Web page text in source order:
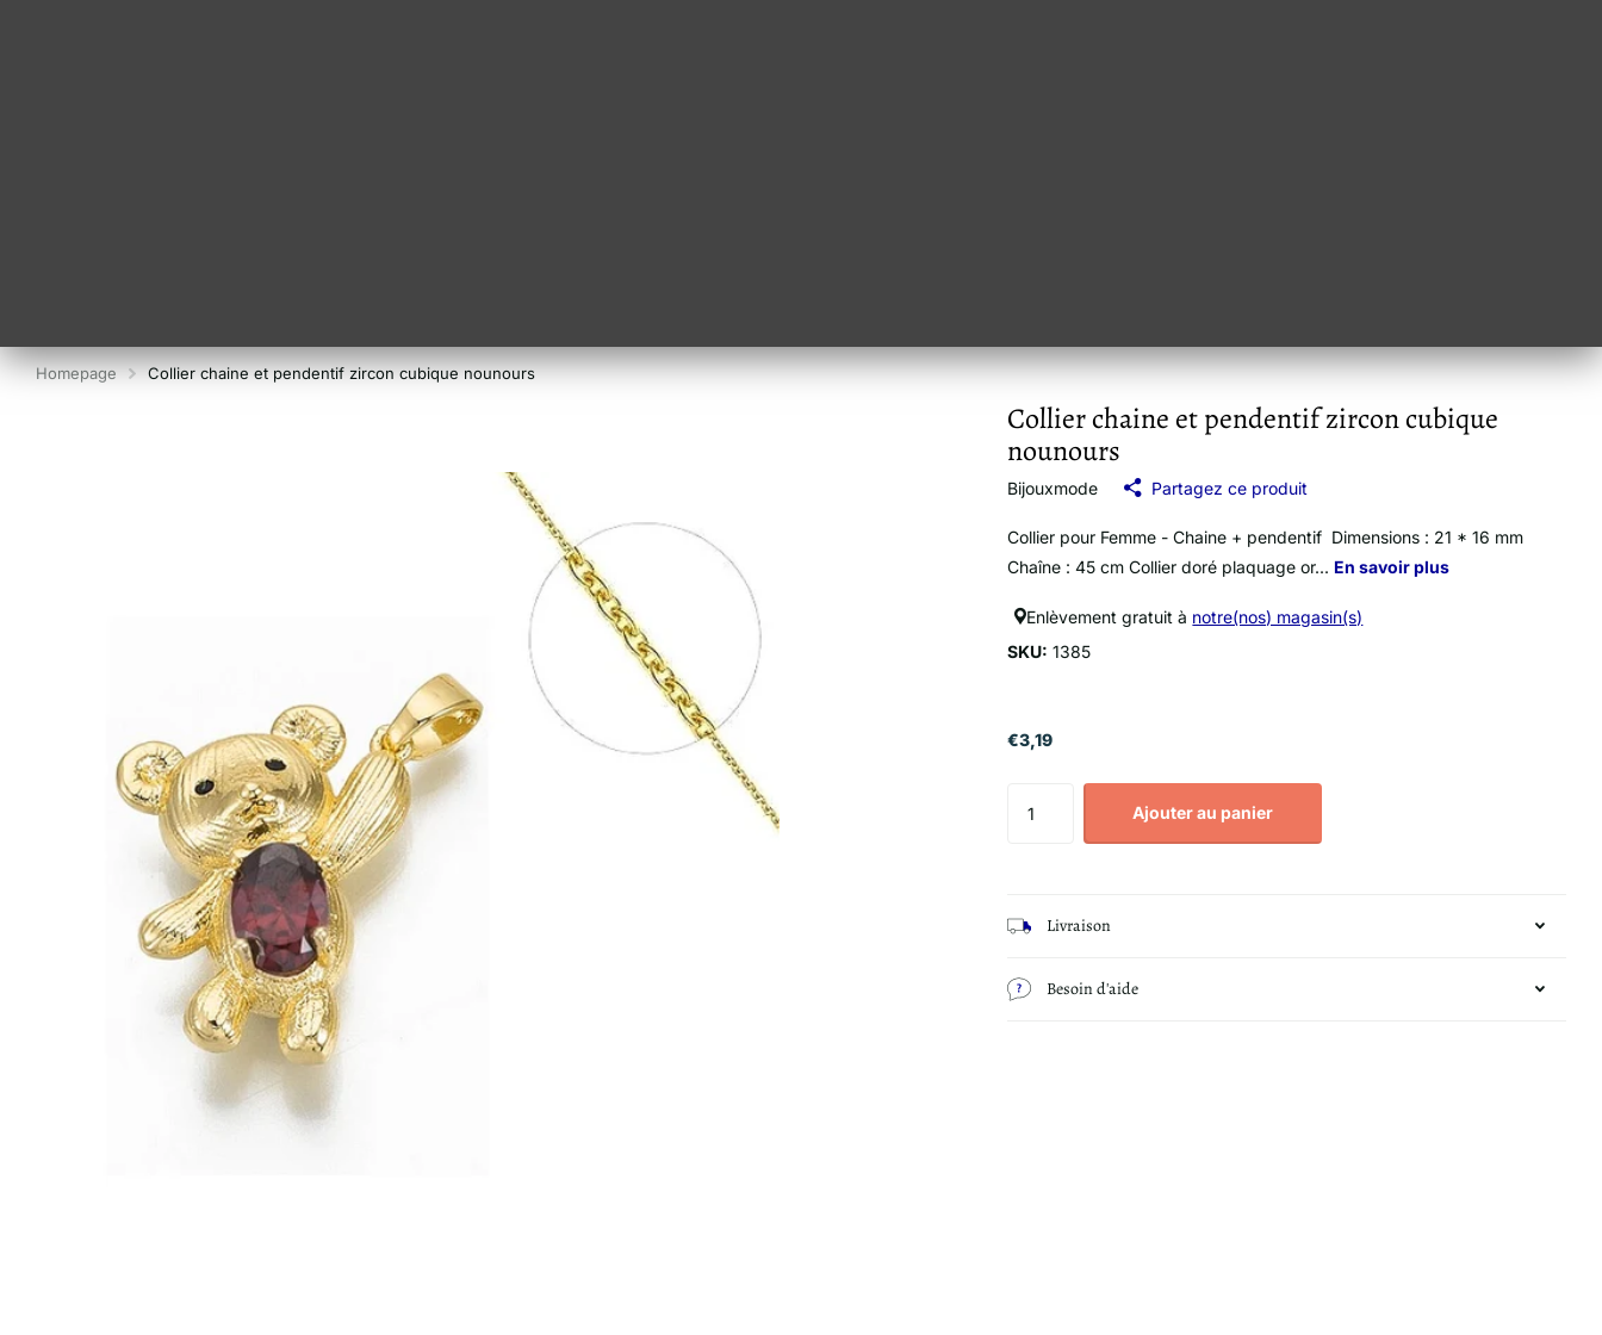
Homepage Collier chaine et pendentif zircon cubique nounours
Collier chaine et pendentif zircon cubique
nounours
Bijouxmode Partagez ce produit
Collier pour Femme - Chaine + pendentif Dimensions : 21 * 16 mm
Chaîne : 45 cm Collier doré plaquage or... En savoir plus
Enlèvement gratuit à notre(nos) magasin(s)
SKU: 1385
€3,19
Ajouter au panier
Livraison
Besoin d'aide